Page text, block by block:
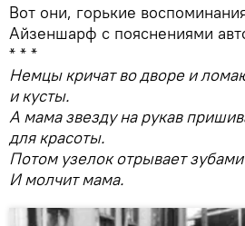
Вот они, горькие
Айзеншарф с пояснениями
* * *
Немцы кричат во дворе и
и кусты.
А мама звезду на рукав
для красоты.
Потом узелок отрывает
И молчит мама.